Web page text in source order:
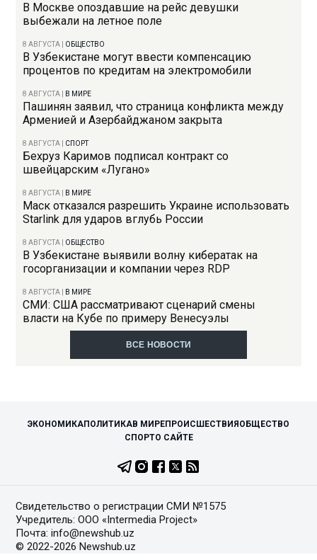
В Москве опоздавшие на рейс девушки
выбежали на летное поле
8 АВГУСТА ОБЩЕСТВО
В Узбекистане могут ввести компенсацию
процентов по кредитам на электромобили
8 АВГУСТА В МИРЕ
Пашинян заявил, что страница конфликта между
Арменией и Азербайджаном закрыта
8 АВГУСТА СПОРТ
Бехруз Каримов подписал контракт со
швейцарским «Лугано»
8 АВГУСТА В МИРЕ
Маск отказался разрешить Украине использовать
Starlink для ударов вглубь России
8 АВГУСТА ОБЩЕСТВО
В Узбекистане выявили волну кибератак на
госорганизации и компании через RDP
8 АВГУСТА В МИРЕ
СМИ: США рассматривают сценарий смены
власти на Кубе по примеру Венесуэлы
ВСЕ НОВОСТИ
ЭКОНОМИКАПОЛИТИКАВ МИРЕПРОИСШЕСТВИЯ ОБЩЕСТВО
СПОРТО САЙТЕ
Свидетельство о регистрации СМИ №1575
Учредитель: ООО «Intermedia Project»
Почта: info@newshub.uz
© 2022-2026 Newshub.uz